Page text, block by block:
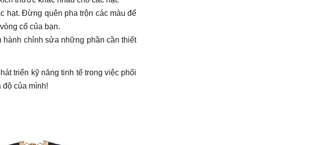
hạt. Đừng quên pha trộn các màu để
cổ của bạn.
hành chỉnh sửa những phần cần thiết
triển kỹ năng tinh tế trong việc phối
độ của mình!